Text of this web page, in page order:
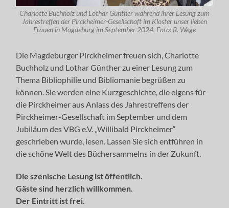
Charlotte Buchholz und Lothar Günther während ihrer Lesung zum
Jahrestreffen der Pirckheimer-Gesellschaft im Kloster unser lieben
Frauen in Magdeburg im September 2024. Foto: R. Wege
Die Magdeburger Pirckheimer freuen sich, Charlotte
Buchholz und Lothar Günther zu einer Lesung zum
Thema Bibliophilie und Bibliomanie begrüßen zu
können. Sie werden eine Kurzgeschichte, die eigens für
die Pirckheimer aus Anlass des Jahrestreffens der
Pirckheimer-Gesellschaft im September und dem
Jubiläum des VBG e.V. „Willibald Pirckheimer“
geschrieben wurde, lesen. Lassen Sie sich entführen in
die schöne Welt des Büchersammelns in der Zukunft.
Die szenische Lesung ist öffentlich.
Gäste sind herzlich willkommen.
Der Eintritt ist frei.